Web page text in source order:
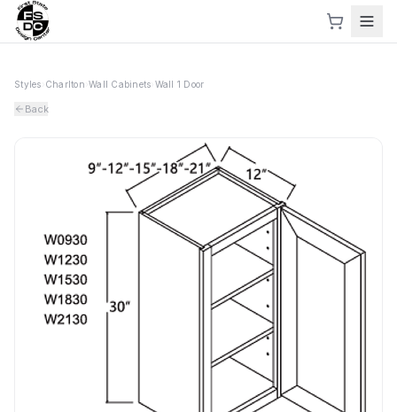
Styles Charlton Wall Cabinets Wall 1 Door
Back